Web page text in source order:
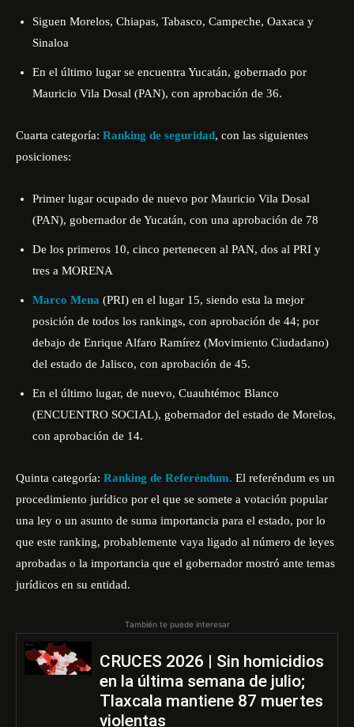
Siguen Morelos, Chiapas, Tabasco, Campeche, Oaxaca y
Sinaloa
En el último lugar se encuentra Yucatán, gobernado por
Mauricio Vila Dosal (PAN), con aprobación de 36.
Cuarta categoría: Ranking de seguridad, con las siguientes
posiciones:
Primer lugar ocupado de nuevo por Mauricio Vila Dosal
(PAN), gobernador de Yucatán, con una aprobación de 78
De los primeros 10, cinco pertenecen al PAN, dos al PRI y
tres a MORENA
Marco Mena (PRI) en el lugar 15, siendo esta la mejor
posición de todos los rankings, con aprobación de 44; por
debajo de Enrique Alfaro Ramírez (Movimiento Ciudadano)
del estado de Jalisco, con aprobación de 45.
En el último lugar, de nuevo, Cuauhtémoc Blanco
(ENCUENTRO SOCIAL), gobernador del estado de Morelos,
con aprobación de 14.
Quinta categoría: Ranking de Referéndum. El referéndum es un
procedimiento jurídico por el que se somete a votación popular
una ley o un asunto de suma importancia para el estado, por lo
que este ranking, probablemente vaya ligado al número de leyes
aprobadas o la importancia que el gobernador mostró ante temas
jurídicos en su entidad.
También te puede interesar
CRUCES 2026 | Sin homicidios
en la última semana de julio;
Tlaxcala mantiene 87 muertes
violentas